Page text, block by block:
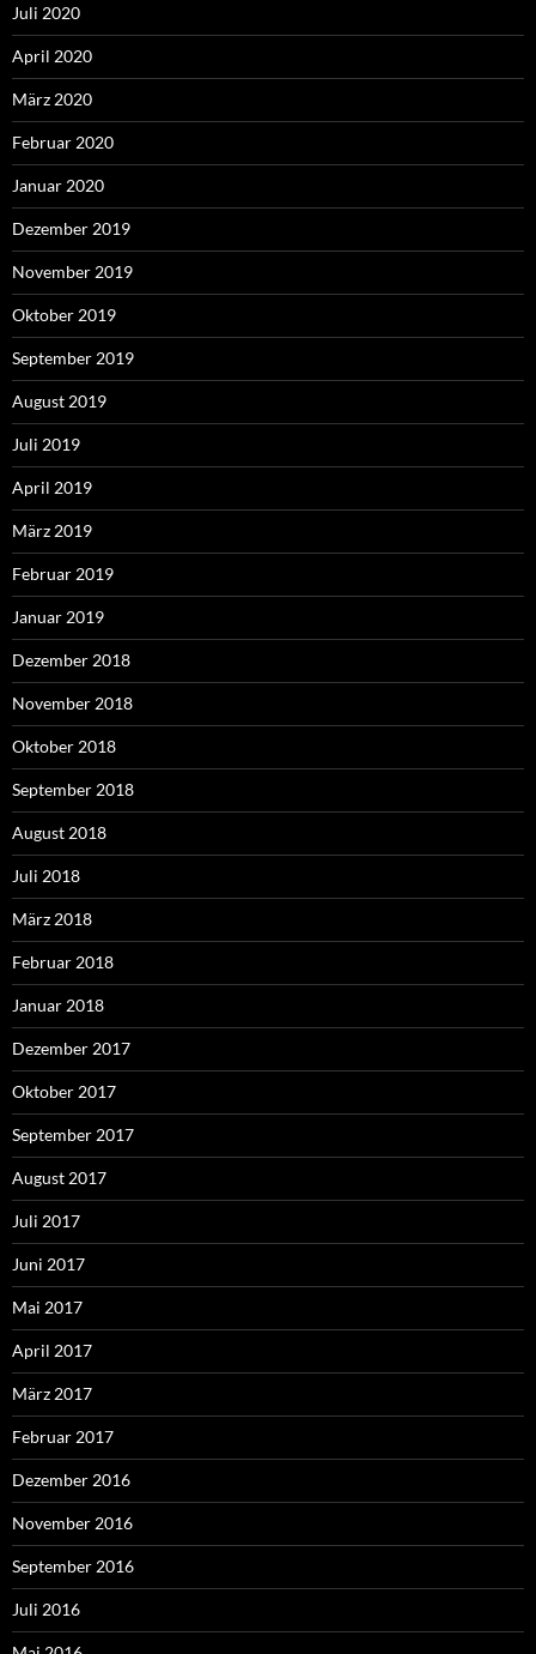
Juli 2020
April 2020
März 2020
Februar 2020
Januar 2020
Dezember 2019
November 2019
Oktober 2019
September 2019
August 2019
Juli 2019
April 2019
März 2019
Februar 2019
Januar 2019
Dezember 2018
November 2018
Oktober 2018
September 2018
August 2018
Juli 2018
März 2018
Februar 2018
Januar 2018
Dezember 2017
Oktober 2017
September 2017
August 2017
Juli 2017
Juni 2017
Mai 2017
April 2017
März 2017
Februar 2017
Dezember 2016
November 2016
September 2016
Juli 2016